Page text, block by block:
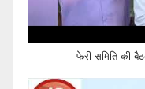
फेरी समिति की